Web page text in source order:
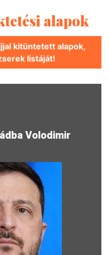
alapok
kitüntetett alapok,
listáját!
Volodimir